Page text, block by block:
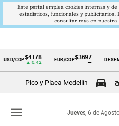
Cintillo
Colombia
COP$4178
▲ 0.42
EUR/COP$3697
Pico y Placa Medellín
Jueves, 6 de
menu
Este portal emplea cookies internas y
estadísticos, funcionales y publicitarios.
consultar más en nuestra